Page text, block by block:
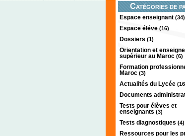
Catégories de
Espace enseignant (34)
Espace éléve (16)
Dossiers (1)
Orientation et
supérieur au Maroc (6)
Formation
Maroc (3)
Actualités du Lycée
Documents
Tests pour élèves et
enseignants (3)
Tests diagnostiques (4)
Ressources pour les